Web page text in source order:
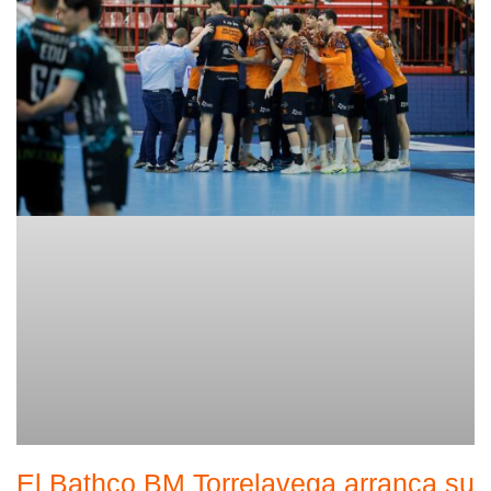
El Bathco BM Torrelavega arranca su